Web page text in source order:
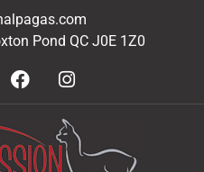
Pond QC J0E 1Z0